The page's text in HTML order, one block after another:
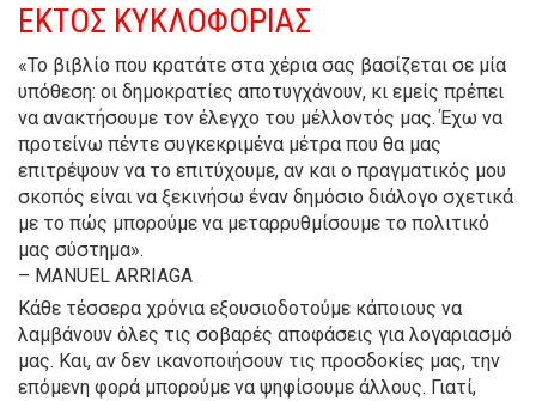
ΕΚΤΟΣ ΚΥΚΛΟΦΟΡΙΑΣ
«Το βιβλίο που κρατάτε στα χέρια σας βασίζεται σε μία
υπόθεση: οι δημοκρατίες αποτυγχάνουν, κι εμείς πρέπει
να ανακτήσουμε τον έλεγχο του μέλλοντός μας. Έχω να
προτείνω πέντε συγκεκριμένα μέτρα που θα μας
επιτρέψουν να το επιτύχουμε, αν και ο πραγματικός μου
σκοπός είναι να ξεκινήσω έναν δημόσιο διάλογο σχετικά
με το πώς μπορούμε να μεταρρυθμίσουμε το πολιτικό
μας σύστημα».
– MANUEL ARRIAGA
Κάθε τέσσερα χρόνια εξουσιοδοτούμε κάποιους να
λαμβάνουν όλες τις σοβαρές αποφάσεις για λογαριασμό
μας. Και, αν δεν ικανοποιήσουν τις προσδοκίες μας, την
επόμενη φορά μπορούμε να ψηφίσουμε άλλους. Γιατί,